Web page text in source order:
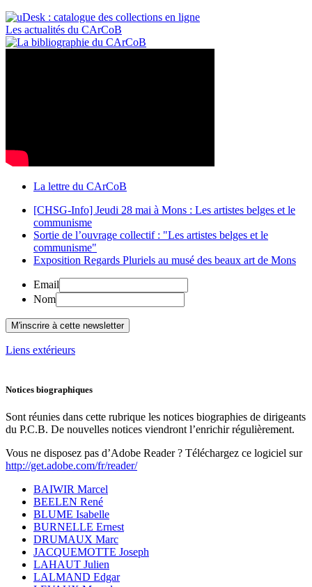
Les actualités du CArCoB
La lettre du CArCoB
[CHSG-Info] Jeudi 28 mai à Mons : Les artistes belges et le
communisme
Sortie de l’ouvrage collectif : "Les artistes belges et le
communisme"
Exposition Regards Pluriels au musé des beaux art de Mons
Email
Nom
Liens extérieurs
Notices biographiques
Sont réunies dans cette rubrique les notices biographies de dirigeants
du P.C.B. De nouvelles notices viendront l’enrichir régulièrement.
Vous ne disposez pas d’Adobe Reader ? Téléchargez ce logiciel sur
http://get.adobe.com/fr/reader/
BAIWIR Marcel
BEELEN René
BLUME Isabelle
BURNELLE Ernest
DRUMAUX Marc
JACQUEMOTTE Joseph
LAHAUT Julien
LALMAND Edgar